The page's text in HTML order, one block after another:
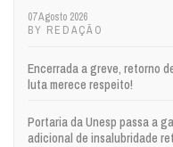
07 Agosto 2026
BY REDAÇÃO
Encerrada a greve, retorno
luta merece respeito!
Portaria da Unesp passa a
adicional de insalubridade